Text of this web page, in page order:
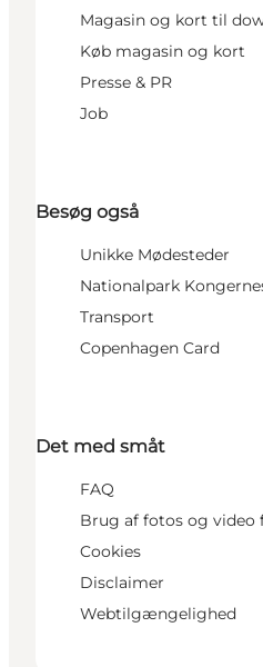
Magasin og kort til
Køb magasin og kort
Presse & PR
Job
Besøg også
Unikke Mødesteder
Nationalpark
Transport
Copenhagen Card
Det med småt
FAQ
Brug af fotos og
Cookies
Disclaimer
Webtilgængelighed